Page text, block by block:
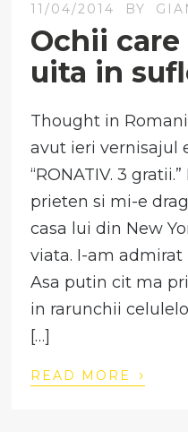
11/04/2014 BY
Ochii care
uita in
Thought in
avut ieri vernisajul
“RONATIV. 3
prieten si mi-e
casa lui din New
viata. I-am
Asa putin cit ma
in rarunchii
[…]
READ MORE ›